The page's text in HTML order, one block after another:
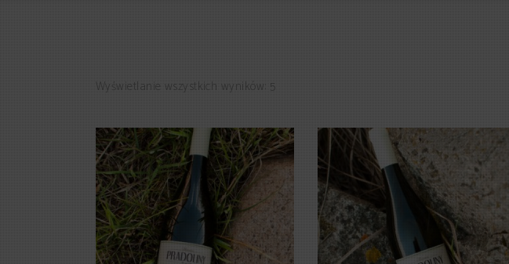
Wyświetlanie wszystkich wyników: 5
ZOBACZ ZOBACZ